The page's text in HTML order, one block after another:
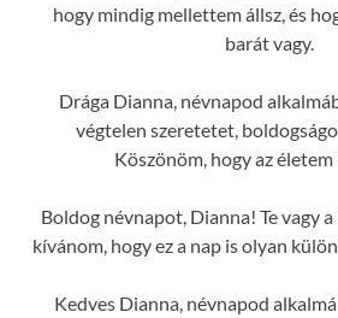
hogy mindig mellettem állsz, és
barát vagy.
Drága Dianna, névnapod
végtelen szeretetet,
Köszönöm, hogy az életem
Boldog névnapot, Dianna! Te vagy
kívánom, hogy ez a nap is olyan
Kedves Dianna, névnapod